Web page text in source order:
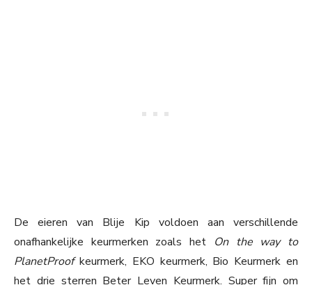
De eieren van Blije Kip voldoen aan verschillende
onafhankelijke keurmerken zoals het On the way to
PlanetProof keurmerk, EKO keurmerk, Bio Keurmerk en
het drie sterren Beter Leven Keurmerk. Super fijn om